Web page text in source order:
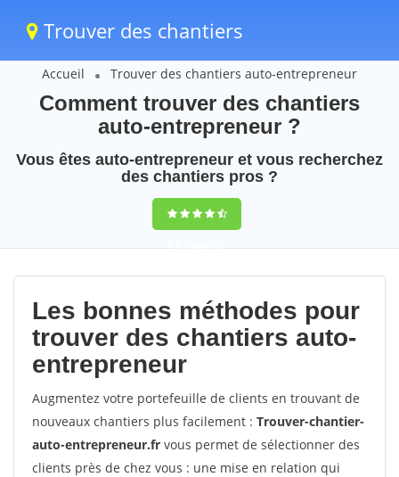
Trouver des chantiers
Accueil Trouver des chantiers auto-entrepreneur
Comment trouver des chantiers
auto-entrepreneur ?
Vous êtes auto-entrepreneur et vous recherchez
des chantiers pros ?
9,5(100%)37
votes
Les bonnes méthodes pour
trouver des chantiers auto-
entrepreneur
Augmentez votre portefeuille de clients en trouvant de
nouveaux chantiers plus facilement : Trouver-chantier-
auto-entrepreneur.fr vous permet de sélectionner des
clients près de chez vous : une mise en relation qui